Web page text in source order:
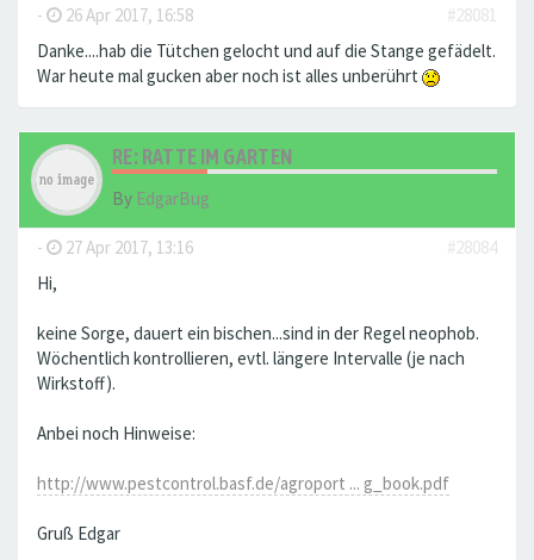
- 26 Apr 2017, 16:58
#28081
Danke....hab die Tütchen gelocht und auf die Stange gefädelt.
War heute mal gucken aber noch ist alles unberührt
RE: RATTE IM GARTEN
By EdgarBug
- 27 Apr 2017, 13:16
#28084
Hi,
keine Sorge, dauert ein bischen...sind in der Regel neophob.
Wöchentlich kontrollieren, evtl. längere Intervalle (je nach
Wirkstoff).
Anbei noch Hinweise:
http://www.pestcontrol.basf.de/agroport ... g_book.pdf
Gruß Edgar